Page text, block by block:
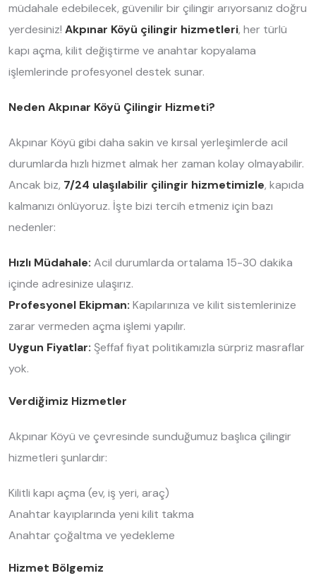
müdahale edebilecek, güvenilir bir çilingir arıyorsanız doğru
yerdesiniz! Akpınar Köyü çilingir hizmetleri, her türlü
kapı açma, kilit değiştirme ve anahtar kopyalama
işlemlerinde profesyonel destek sunar.
Neden Akpınar Köyü Çilingir Hizmeti?
Akpınar Köyü gibi daha sakin ve kırsal yerleşimlerde acil
durumlarda hızlı hizmet almak her zaman kolay olmayabilir.
Ancak biz, 7/24 ulaşılabilir çilingir hizmetimizle, kapıda
kalmanızı önlüyoruz. İşte bizi tercih etmeniz için bazı
nedenler:
Hızlı Müdahale: Acil durumlarda ortalama 15-30 dakika
içinde adresinize ulaşırız.
Profesyonel Ekipman: Kapılarınıza ve kilit sistemlerinize
zarar vermeden açma işlemi yapılır.
Uygun Fiyatlar: Şeffaf fiyat politikamızla sürpriz masraflar
yok.
Verdiğimiz Hizmetler
Akpınar Köyü ve çevresinde sunduğumuz başlıca çilingir
hizmetleri şunlardır:
Kilitli kapı açma (ev, iş yeri, araç)
Anahtar kayıplarında yeni kilit takma
Anahtar çoğaltma ve yedekleme
Hizmet Bölgemiz